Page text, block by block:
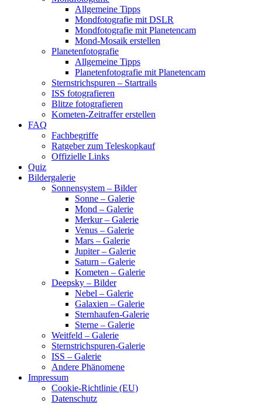
Allgemeine Tipps
Mondfotografie mit DSLR
Mondfotografie mit Planetencam
Mond-Mosaik erstellen
Planetenfotografie
Allgemeine Tipps
Planetenfotografie mit Planetencam
Sternstrichspuren – Startrails
ISS fotografieren
Blitze fotografieren
Kometen-Zeitraffer erstellen
FAQ
Fachbegriffe
Ratgeber zum Teleskopkauf
Offizielle Links
Quiz
Bildergalerie
Sonnensystem – Bilder
Sonne – Galerie
Mond – Galerie
Merkur – Galerie
Venus – Galerie
Mars – Galerie
Jupiter – Galerie
Saturn – Galerie
Kometen – Galerie
Deepsky – Bilder
Nebel – Galerie
Galaxien – Galerie
Sternhaufen-Galerie
Sterne – Galerie
Weitfeld – Galerie
Sternstrichspuren-Galerie
ISS – Galerie
Andere Phänomene
Impressum
Cookie-Richtlinie (EU)
Datenschutz